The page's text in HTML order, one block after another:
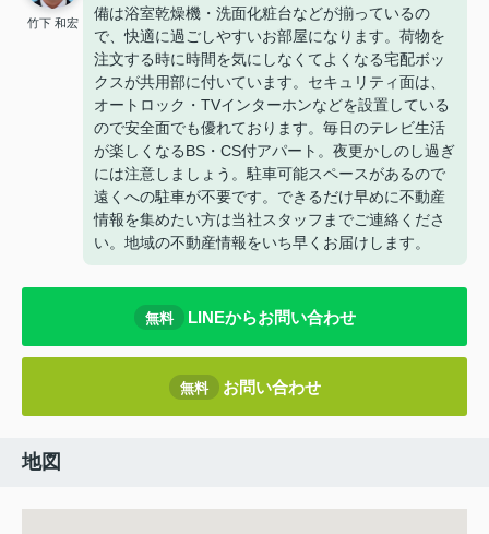
竹下 和宏
備は浴室乾燥機・洗面化粧台などが揃っているの
で、快適に過ごしやすいお部屋になります。荷物を
注文する時に時間を気にしなくてよくなる宅配ボッ
クスが共用部に付いています。セキュリティ面は、
オートロック・TVインターホンなどを設置している
ので安全面でも優れております。毎日のテレビ生活
が楽しくなるBS・CS付アパート。夜更かしのし過ぎ
には注意しましょう。駐車可能スペースがあるので
遠くへの駐車が不要です。できるだけ早めに不動産
情報を集めたい方は当社スタッフまでご連絡くださ
い。地域の不動産情報をいち早くお届けします。
無料 LINEからお問い合わせ
無料 お問い合わせ
地図